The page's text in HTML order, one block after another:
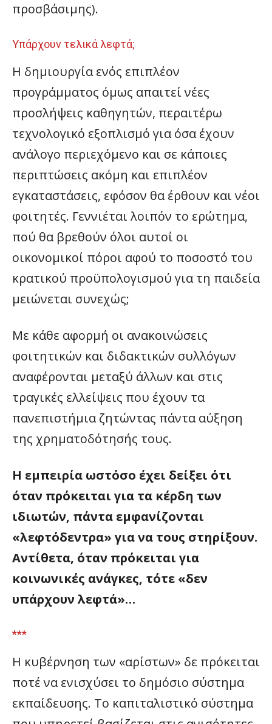
προσβάσιμης).
Υπάρχουν τελικά λεφτά;
Η δημιουργία ενός επιπλέον
προγράμματος όμως απαιτεί νέες
προσλήψεις καθηγητών, περαιτέρω
τεχνολογικό εξοπλισμό για όσα έχουν
ανάλογο περιεχόμενο και σε κάποιες
περιπτώσεις ακόμη και επιπλέον
εγκαταστάσεις, εφόσον θα έρθουν και νέοι
φοιτητές. Γεννιέται λοιπόν το ερώτημα,
πού θα βρεθούν όλοι αυτοί οι
οικονομικοί πόροι αφού το ποσοστό του
κρατικού προϋπολογισμού για τη παιδεία
μειώνεται συνεχώς;
Με κάθε αφορμή οι ανακοινώσεις
φοιτητικών και διδακτικών συλλόγων
αναφέρονται μεταξύ άλλων και στις
τραγικές ελλείψεις που έχουν τα
πανεπιστήμια ζητώντας πάντα αύξηση
της χρηματοδότησής τους.
Η εμπειρία ωστόσο έχει δείξει ότι
όταν πρόκειται για τα κέρδη των
ιδιωτών, πάντα εμφανίζονται
«λεφτόδεντρα» για να τους στηρίξουν.
Αντίθετα, όταν πρόκειται για
κοινωνικές ανάγκες, τότε «δεν
υπάρχουν λεφτά»…
***
Η κυβέρνηση των «αρίστων» δε πρόκειται
ποτέ να ενισχύσει το δημόσιο σύστημα
εκπαίδευσης. Το καπιταλιστικό σύστημα